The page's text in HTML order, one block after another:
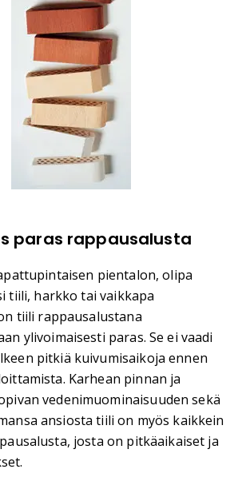
paras rappausalusta
pientalon, olipa
tiili, harkko tai vaikkapa
tiili rappausalustana
ylivoimaisesti paras. Se ei vaadi
pitkiä kuivumisaikoja ennen
Karhean pinnan ja
vedenimuominaisuuden sekä
ansiosta tiili on myös kaikkein
josta on pitkäaikaiset ja